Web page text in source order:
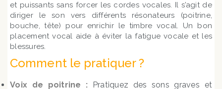
et puissants sans forcer les cordes vocales. Il s’agit de
diriger le son vers différents résonateurs (poitrine,
bouche, tête) pour enrichir le timbre vocal. Un bon
placement vocal aide à éviter la fatigue vocale et les
blessures.
Comment le pratiquer ?
Voix de poitrine : Pratiquez des sons graves et